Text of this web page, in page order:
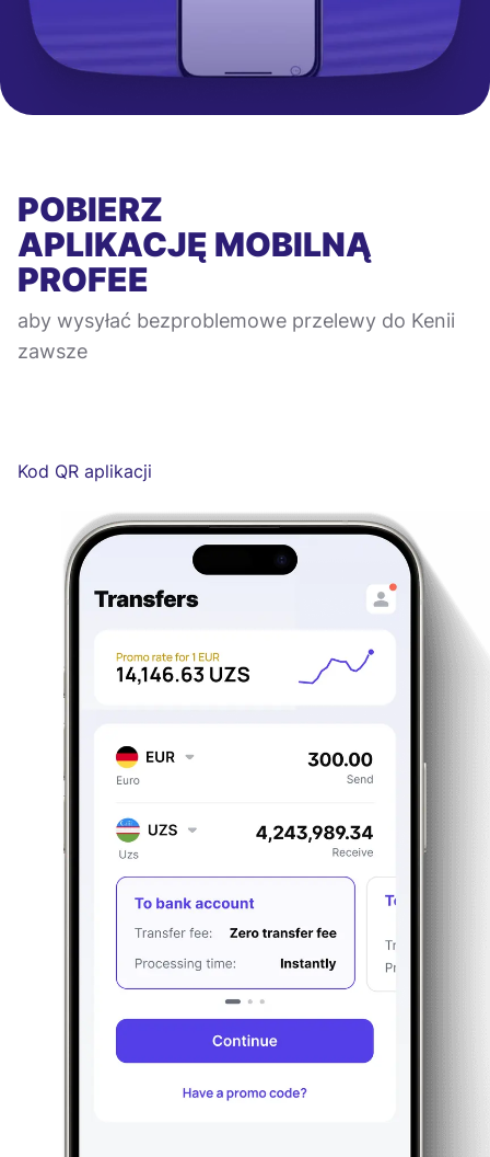
POBIERZ
APLIKACJĘ MOBILNĄ
PROFEE
aby wysyłać bezproblemowe przelewy do Kenii
zawsze
Kod QR aplikacji